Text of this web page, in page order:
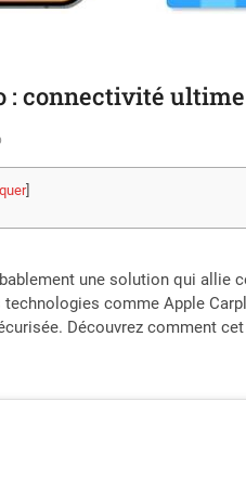
: connectivité
]
une solution qui allie
comme Apple
Découvrez comment